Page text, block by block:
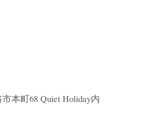
本町68 Quiet Holiday内